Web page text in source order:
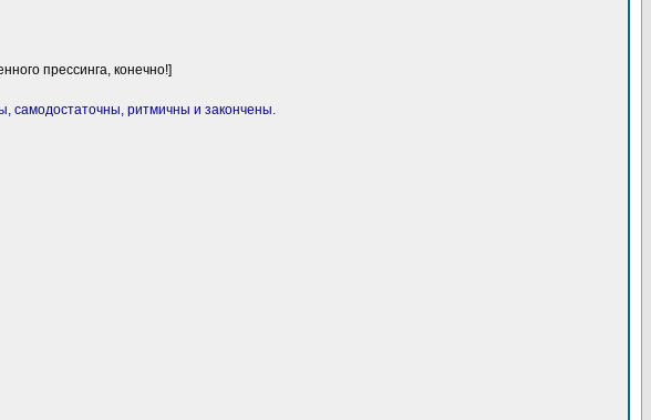
прессинга, конечно!]
самодостаточны, ритмичны и закончены.